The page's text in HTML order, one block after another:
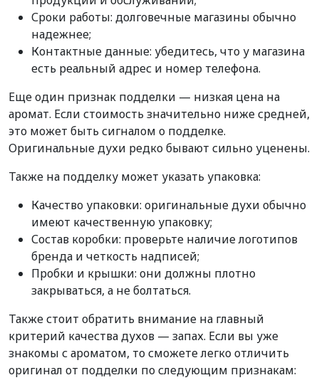
Сроки работы: долговечные магазины обычно
надежнее;
Контактные данные: убедитесь, что у магазина
есть реальный адрес и номер телефона.
Еще один признак подделки — низкая цена на
аромат. Если стоимость значительно ниже средней,
это может быть сигналом о подделке.
Оригинальные духи редко бывают сильно уценены.
Также на подделку может указать упаковка:
Качество упаковки: оригинальные духи обычно
имеют качественную упаковку;
Состав коробки: проверьте наличие логотипов
бренда и четкость надписей;
Пробки и крышки: они должны плотно
закрываться, а не болтаться.
Также стоит обратить внимание на главный
критерий качества духов — запах. Если вы уже
знакомы с ароматом, то сможете легко отличить
оригинал от подделки по следующим признакам: